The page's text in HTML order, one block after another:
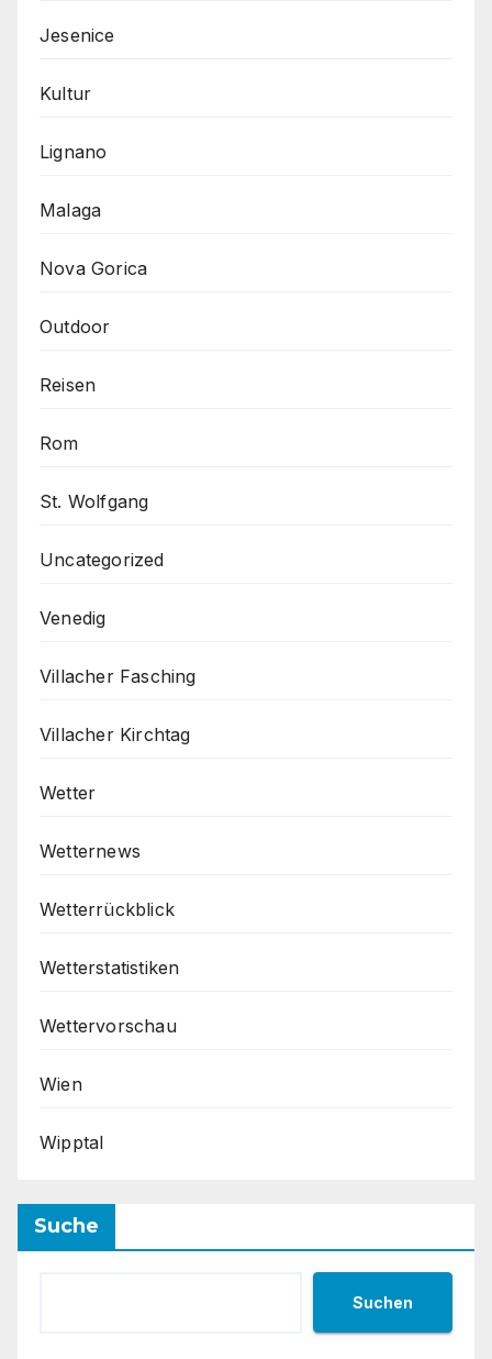
Jesenice
Kultur
Lignano
Malaga
Nova Gorica
Outdoor
Reisen
Rom
St. Wolfgang
Uncategorized
Venedig
Villacher Fasching
Villacher Kirchtag
Wetter
Wetternews
Wetterrückblick
Wetterstatistiken
Wettervorschau
Wien
Wipptal
Suche
Suchen